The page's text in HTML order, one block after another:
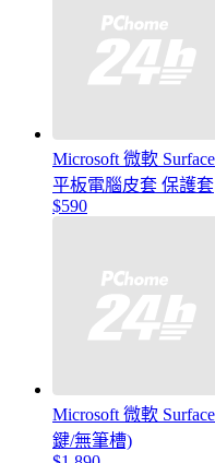
Microsoft 微軟
平板電腦皮套 保護套
$590
Microsoft 微軟
鍵/無筆槽)